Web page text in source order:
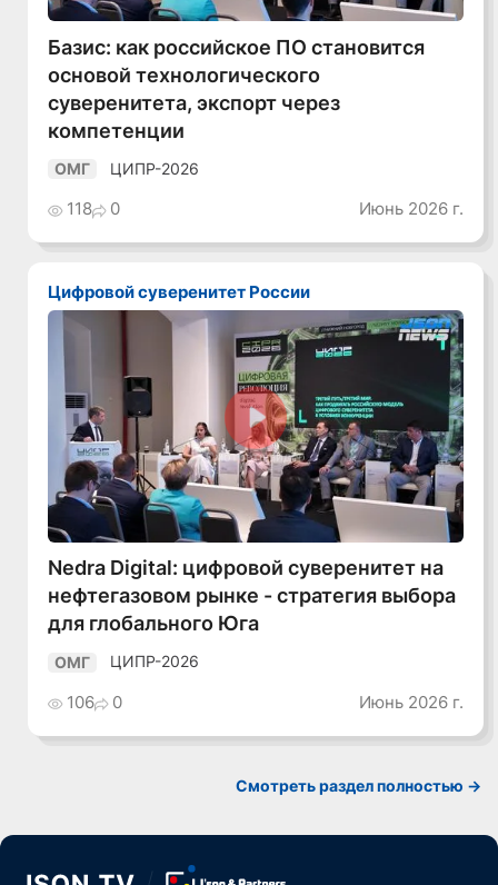
Базис: как российское ПО становится
основой технологического
суверенитета, экспорт через
компетенции
ОМГ ЦИПР-2026
118 0 Июнь 2026 г.
Цифровой суверенитет России
Смотреть видео
Nedra Digital: цифровой суверенитет на
нефтегазовом рынке - стратегия выбора
для глобального Юга
ОМГ ЦИПР-2026
106 0 Июнь 2026 г.
Смотреть раздел полностью ->